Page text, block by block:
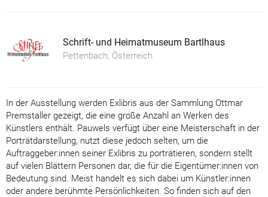
Schrift- und Heimatmuseum Bartlhaus
Pettenbach, Österreich
In der Ausstellung werden Exlibris aus der Sammlung Ottmar
Premstaller gezeigt, die eine große Anzahl an Werken des
Künstlers enthält. Pauwels verfügt über eine Meisterschaft in der
Porträtdarstellung, nutzt diese jedoch selten, um die
Auftraggeber:innen seiner Exlibris zu porträtieren, sondern stellt
auf vielen Blättern Personen dar, die für die Eigentümer:innen von
Bedeutung sind. Meist handelt es sich dabei um Künstler:innen
oder andere berühmte Persönlichkeiten. So finden sich auf den